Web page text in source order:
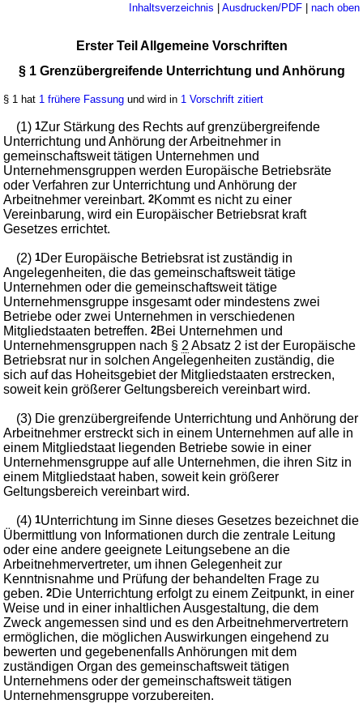
Inhaltsverzeichnis | Ausdrucken/PDF| nach oben
Erster Teil Allgemeine Vorschriften
§ 1 Grenzübergreifende Unterrichtung und Anhörung
§ 1 hat 1 frühere Fassung und wird in 1 Vorschrift zitiert
(1)1Zur Stärkung des Rechts auf grenzübergreifende
Unterrichtung und Anhörung der Arbeitnehmer in
gemeinschaftsweit tätigen Unternehmen und
Unternehmensgruppen werden Europäische Betriebsräte
oder Verfahren zur Unterrichtung und Anhörung der
Arbeitnehmer vereinbart.2Kommt es nicht zu einer
Vereinbarung, wird ein Europäischer Betriebsrat kraft
Gesetzes errichtet.
(2)1Der Europäische Betriebsrat ist zuständig in
Angelegenheiten, die das gemeinschaftsweit tätige
Unternehmen oder die gemeinschaftsweit tätige
Unternehmensgruppe insgesamt oder mindestens zwei
Betriebe oder zwei Unternehmen in verschiedenen
Mitgliedstaaten betreffen.2Bei Unternehmen und
Unternehmensgruppen nach § 2 Absatz 2 ist der Europäische
Betriebsrat nur in solchen Angelegenheiten zuständig, die
sich auf das Hoheitsgebiet der Mitgliedstaaten erstrecken,
soweit kein größerer Geltungsbereich vereinbart wird.
(3) Die grenzübergreifende Unterrichtung und Anhörung der
Arbeitnehmer erstreckt sich in einem Unternehmen auf alle in
einem Mitgliedstaat liegenden Betriebe sowie in einer
Unternehmensgruppe auf alle Unternehmen, die ihren Sitz in
einem Mitgliedstaat haben, soweit kein größerer
Geltungsbereich vereinbart wird.
(4)1Unterrichtung im Sinne dieses Gesetzes bezeichnet die
Übermittlung von Informationen durch die zentrale Leitung
oder eine andere geeignete Leitungsebene an die
Arbeitnehmervertreter, um ihnen Gelegenheit zur
Kenntnisnahme und Prüfung der behandelten Frage zu
geben.2Die Unterrichtung erfolgt zu einem Zeitpunkt, in einer
Weise und in einer inhaltlichen Ausgestaltung, die dem
Zweck angemessen sind und es den Arbeitnehmervertretern
ermöglichen, die möglichen Auswirkungen eingehend zu
bewerten und gegebenenfalls Anhörungen mit dem
zuständigen Organ des gemeinschaftsweit tätigen
Unternehmens oder der gemeinschaftsweit tätigen
Unternehmensgruppe vorzubereiten.